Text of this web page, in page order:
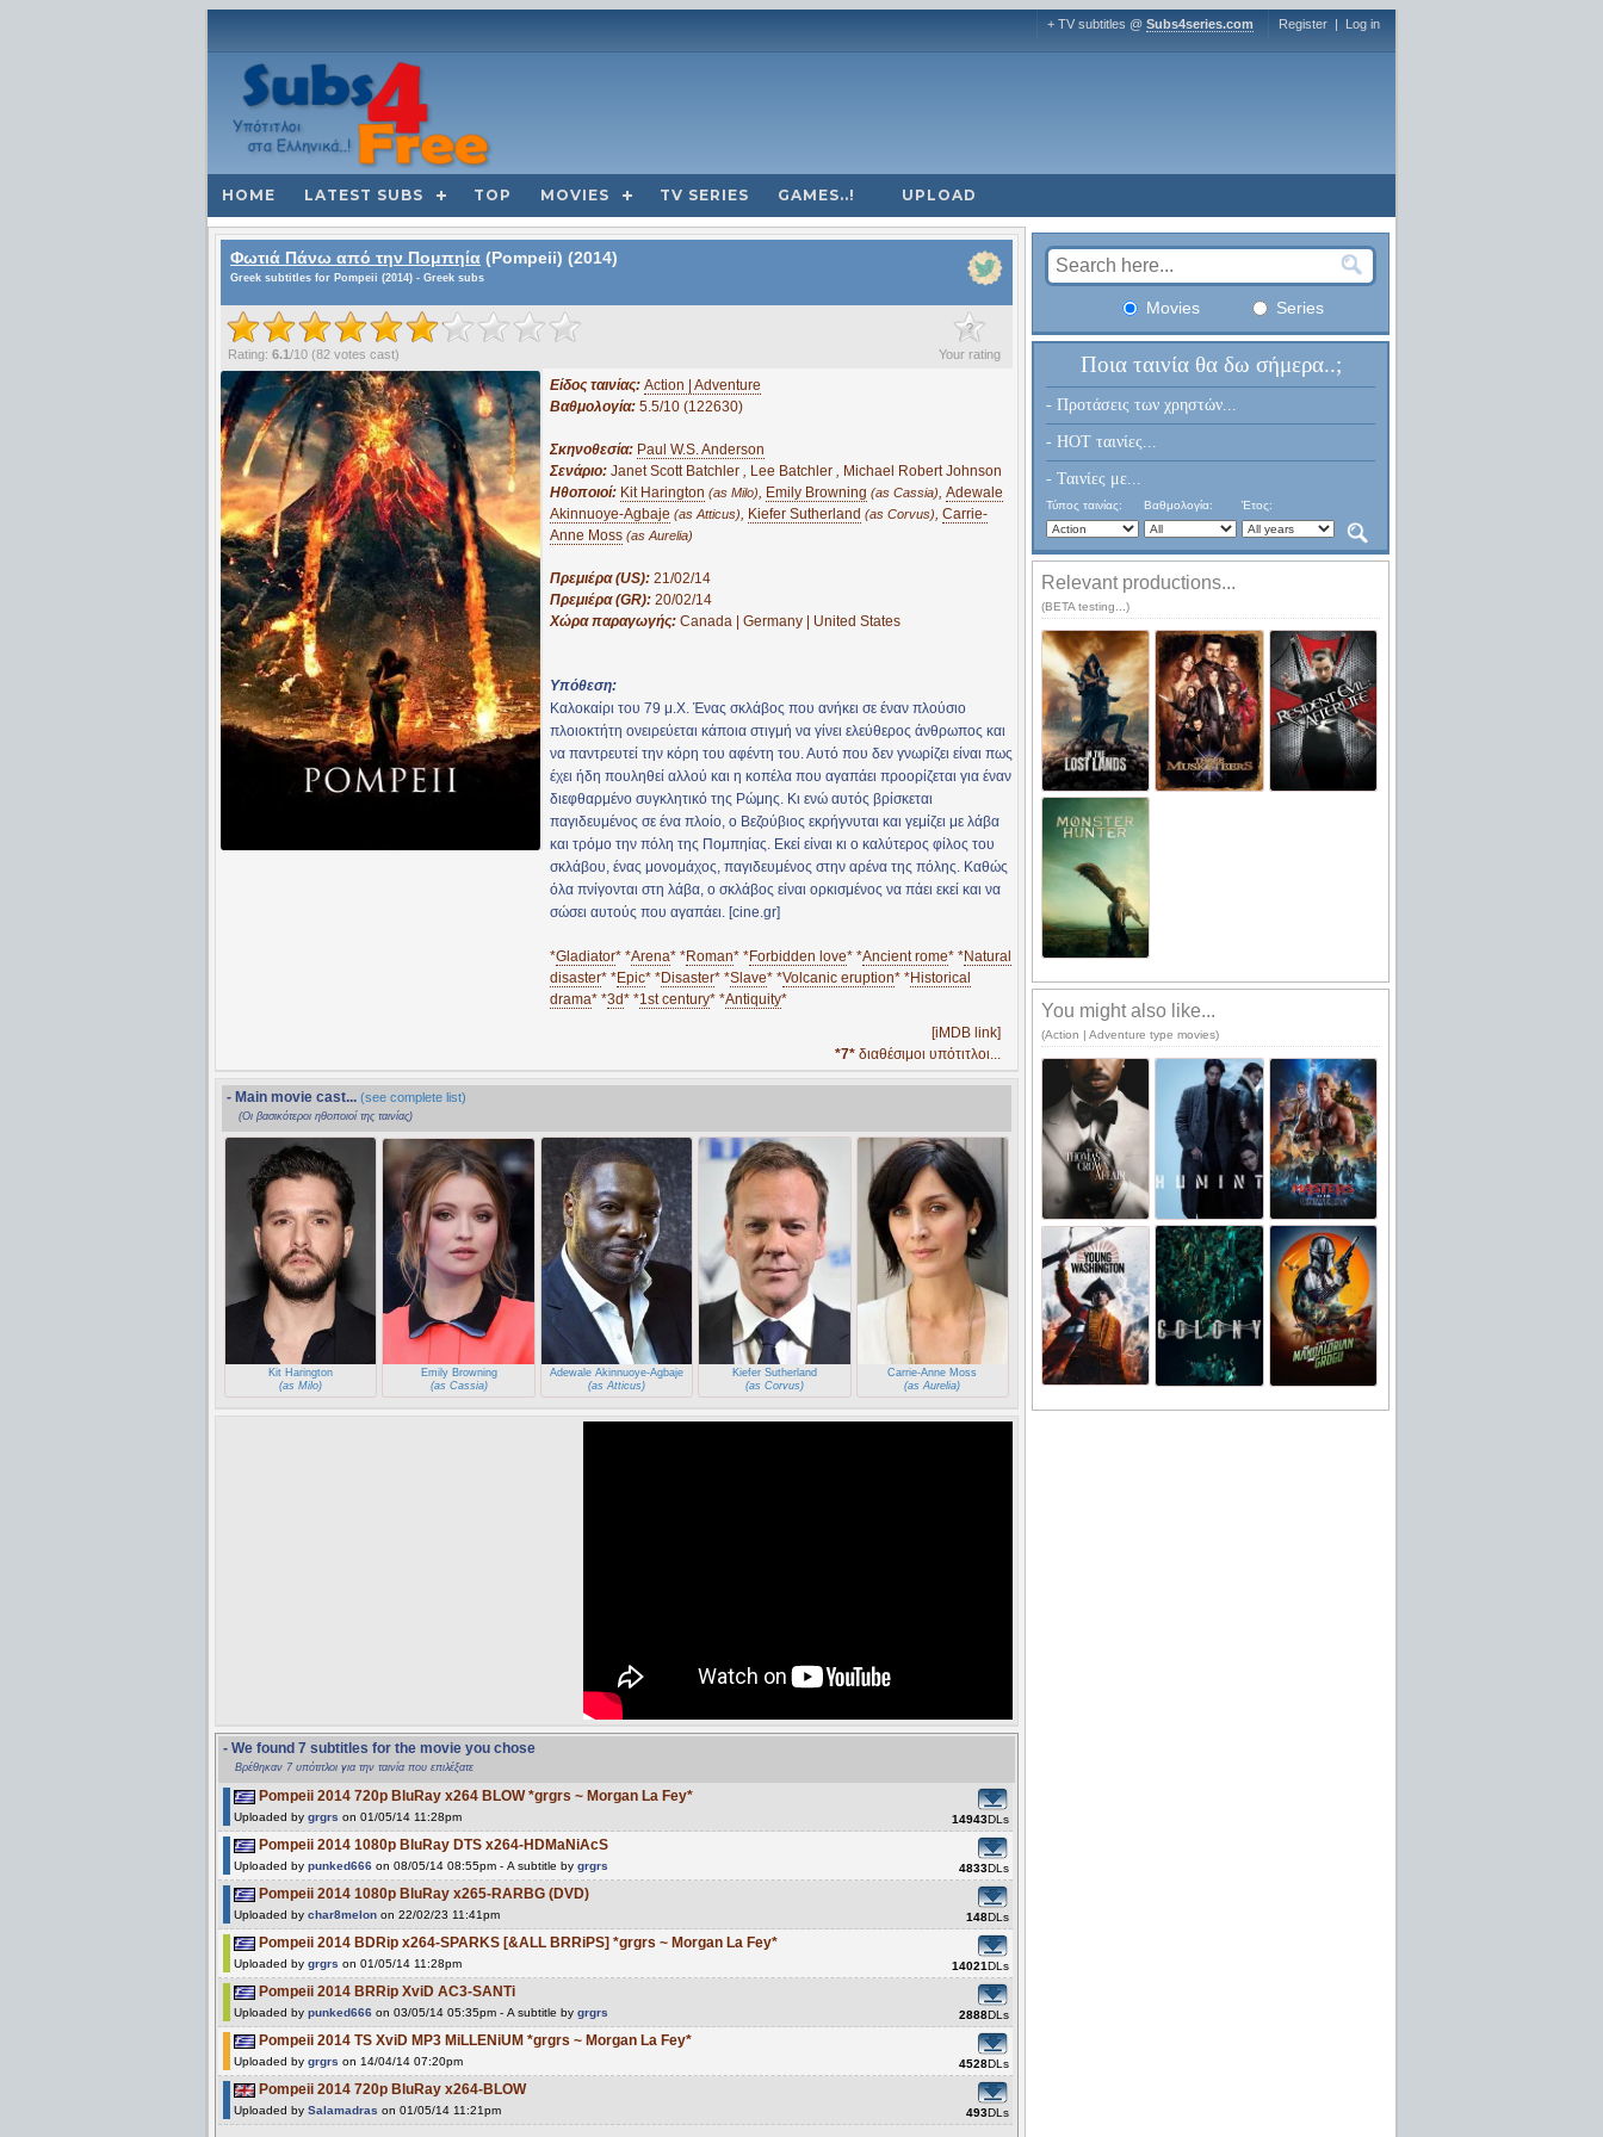
+ TV subtitles @ Subs4series.com Register | Log in
HOME LATEST SUBS TOP MOVIES TV SERIES GAMES..! UPLOAD
Φωτιά Πάνω από την Πομπηία (Pompeii) (2014)
Greek subtitles for Pompeii (2014) - Greek subs
?
Your rating
Rating: 6.1/10 (82 votes cast)
Είδος ταινίας: Action | Adventure
Βαθμολογία: 5.5/10 (122630)
Σκηνοθεσία: Paul W.S. Anderson
Σενάριο: Janet Scott Batchler , Lee Batchler , Michael Robert Johnson
Ηθοποιοί: Kit Harington (as Milo), Emily Browning (as Cassia), Adewale
Akinnuoye-Agbaje (as Atticus), Kiefer Sutherland (as Corvus), Carrie-
Anne Moss (as Aurelia)
Πρεμιέρα (US): 21/02/14
Πρεμιέρα (GR): 20/02/14
Χώρα παραγωγής: Canada | Germany | United States
Υπόθεση:
Καλοκαίρι του 79 μ.Χ. Ένας σκλάβος που ανήκει σε έναν πλούσιο
πλοιοκτήτη ονειρεύεται κάποια στιγμή να γίνει ελεύθερος άνθρωπος και
να παντρευτεί την κόρη του αφέντη του. Αυτό που δεν γνωρίζει είναι πως
έχει ήδη πουληθεί αλλού και η κοπέλα που αγαπάει προορίζεται για έναν
διεφθαρμένο συγκλητικό της Ρώμης. Κι ενώ αυτός βρίσκεται
παγιδευμένος σε ένα πλοίο, ο Βεζούβιος εκρήγνυται και γεμίζει με λάβα
και τρόμο την πόλη της Πομπηίας. Εκεί είναι κι ο καλύτερος φίλος του
σκλάβου, ένας μονομάχος, παγιδευμένος στην αρένα της πόλης. Καθώς
όλα πνίγονται στη λάβα, ο σκλάβος είναι ορκισμένος να πάει εκεί και να
σώσει αυτούς που αγαπάει. [cine.gr]
*Gladiator* *Arena* *Roman* *Forbidden love* *Ancient rome* *Natural
disaster* *Epic* *Disaster* *Slave* *Volcanic eruption* *Historical
drama* *3d* *1st century* *Antiquity*
[iMDB link]
*7* διαθέσιμοι υπότιτλοι...
- Main movie cast... (see complete list)
(Οι βασικότεροι ηθοποιοί της ταινίας)
Kit Harington
(as Milo)
Emily Browning
(as Cassia)
Adewale Akinnuoye-Agbaje
(as Atticus)
Kiefer Sutherland
(as Corvus)
Carrie-Anne Moss
(as Aurelia)
- We found 7 subtitles for the movie you chose
Βρέθηκαν 7 υπότιτλοι για την ταινία που επιλέξατε
Pompeii 2014 720p BluRay x264 BLOW *grgrs ~ Morgan La Fey*
Uploaded by grgrs on 01/05/14 11:28pm 14943DLs
Pompeii 2014 1080p BluRay DTS x264-HDMaNiAcS
Uploaded by punked666 on 08/05/14 08:55pm - A subtitle by grgrs 4833DLs
Pompeii 2014 1080p BluRay x265-RARBG (DVD)
Uploaded by char8melon on 22/02/23 11:41pm 148DLs
Pompeii 2014 BDRip x264-SPARKS [&ALL BRRiPS] *grgrs ~ Morgan La Fey*
Uploaded by grgrs on 01/05/14 11:28pm 14021DLs
Pompeii 2014 BRRip XviD AC3-SANTi
Uploaded by punked666 on 03/05/14 05:35pm - A subtitle by grgrs 2888DLs
Pompeii 2014 TS XviD MP3 MiLLENiUM *grgrs ~ Morgan La Fey*
Uploaded by grgrs on 14/04/14 07:20pm 4528DLs
Pompeii 2014 720p BluRay x264-BLOW
Uploaded by Salamadras on 01/05/14 11:21pm 493DLs
Movies Series
Ποια ταινία θα δω σήμερα..;
- Προτάσεις των χρηστών...
- HOT ταινίες...
- Ταινίες με...
Τύπος ταινίας: Βαθμολογία: Έτος:
Relevant productions...
(BETA testing...)
You might also like...
(Action | Adventure type movies)